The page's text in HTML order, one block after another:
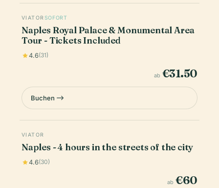
VIATOR SOFORT
Naples Royal Palace & Monumental Area
Tour - Tickets Included
4.6(31)
ab €31.50
Buchen
VIATOR
Naples - 4 hours in the streets of the city
4.6(30)
ab €60